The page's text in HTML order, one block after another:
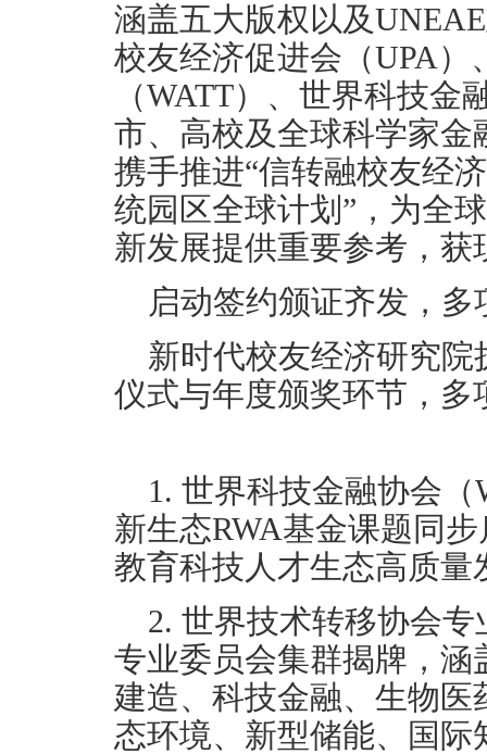
涵盖五大版权以及
校友经济促进会（UPA）
（WATT）、世界科技金
市、高校及全球科学家
携手推进“信转融校友经
统园区全球计划”，为全
新发展提供重要参考，
启动签约颁证齐发，
新时代校友经济研究
仪式与年度颁奖环节，
1. 世界科技金融协会
新生态RWA基金课题同
教育科技人才生态高质量
2. 世界技术转移协会
专业委员会集群揭牌，
建造、科技金融、生物
态环境、新型储能、国